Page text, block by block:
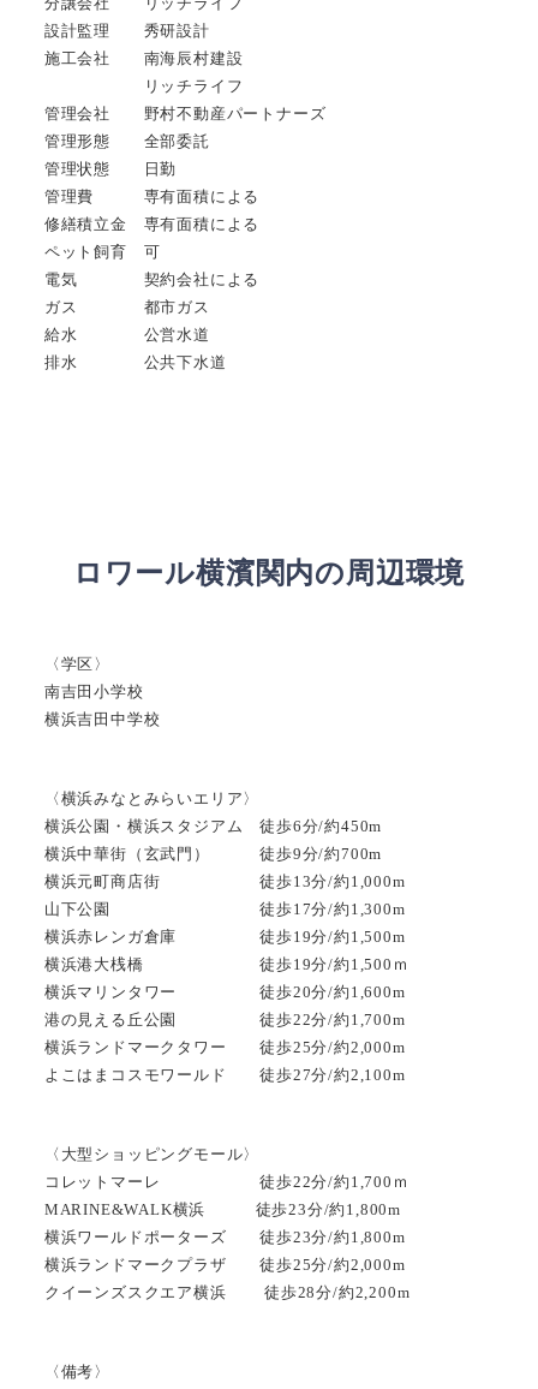
設計監理 秀研設計
施工会社 南海辰村建設
リッチライフ
管理会社 野村不動産パートナーズ
管理形態 全部委託
管理状態 日勤
管理費 専有面積による
修繕積立金 専有面積による
ペット飼育 可
電気 契約会社による
ガス 都市ガス
給水 公営水道
排水 公共下水道
ロワール横濱関内の周辺環境
〈学区〉
南吉田小学校
横浜吉田中学校
〈横浜みなとみらいエリア〉
横浜公園・横浜スタジアム 徒歩6分/約450m
横浜中華街（玄武門） 徒歩9分/約700m
横浜元町商店街 徒歩13分/約1,000m
山下公園 徒歩17分/約1,300m
横浜赤レンガ倉庫 徒歩19分/約1,500m
横浜港大桟橋 徒歩19分/約1,500ｍ
横浜マリンタワー 徒歩20分/約1,600m
港の見える丘公園 徒歩22分/約1,700m
横浜ランドマークタワー 徒歩25分/約2,000m
よこはまコスモワールド 徒歩27分/約2,100m
〈大型ショッピングモール〉
コレットマーレ 徒歩22分/約1,700ｍ
MARINE&WALK横浜 徒歩23分/約1,800m
横浜ワールドポーターズ 徒歩23分/約1,800m
横浜ランドマークプラザ 徒歩25分/約2,000m
クイーンズスクエア横浜 徒歩28分/約2,200m
〈備考〉